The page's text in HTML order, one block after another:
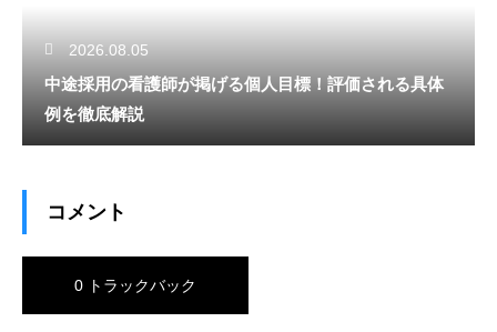
2026.08.05
中途採用の看護師が掲げる個人目標！評価される具体
例を徹底解説
コメント
0 トラックバック